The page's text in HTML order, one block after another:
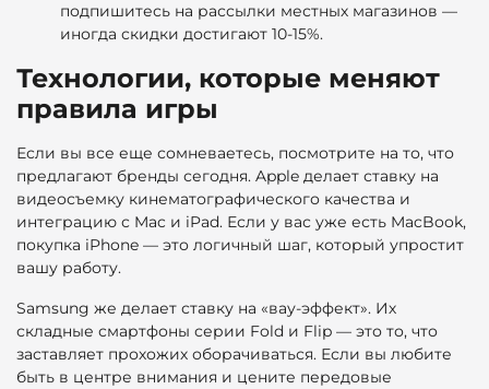
подпишитесь на рассылки местных магазинов —
иногда скидки достигают 10-15%.
Технологии, которые меняют
правила игры
Если вы все еще сомневаетесь, посмотрите на то, что
предлагают бренды сегодня. Apple делает ставку на
видеосъемку кинематографического качества и
интеграцию с Mac и iPad. Если у вас уже есть MacBook,
покупка iPhone — это логичный шаг, который упростит
вашу работу.
Samsung же делает ставку на «вау-эффект». Их
складные смартфоны серии Fold и Flip — это то, что
заставляет прохожих оборачиваться. Если вы любите
быть в центре внимания и цените передовые